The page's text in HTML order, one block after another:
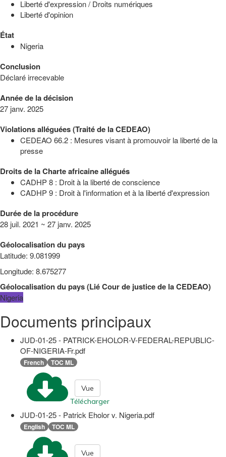
Liberté d'expression / Droits numériques
Liberté d'opinion
État
Nigeria
Conclusion
Déclaré irrecevable
Année de la décision
27 janv. 2025
Violations alléguées (Traité de la CEDEAO)
CEDEAO 66.2 : Mesures visant à promouvoir la liberté de la
presse
Droits de la Charte africaine allégués
CADHP 8 : Droit à la liberté de conscience
CADHP 9 : Droit à l'information et à la liberté d'expression
Durée de la procédure
28 juil. 2021 ~ 27 janv. 2025
Géolocalisation du pays
Latitude: 9.081999
Longitude: 8.675277
Géolocalisation du pays(LiéCour de justice de la CEDEAO)
Nigeria
Documents principaux
JUD-01-25 - PATRICK-EHOLOR-V-FEDERAL-REPUBLIC-
OF-NIGERIA-Fr.pdf
French TOC ML
Télécharger
Vue
JUD-01-25 - Patrick Eholor v. Nigeria.pdf
English TOC ML
Vue